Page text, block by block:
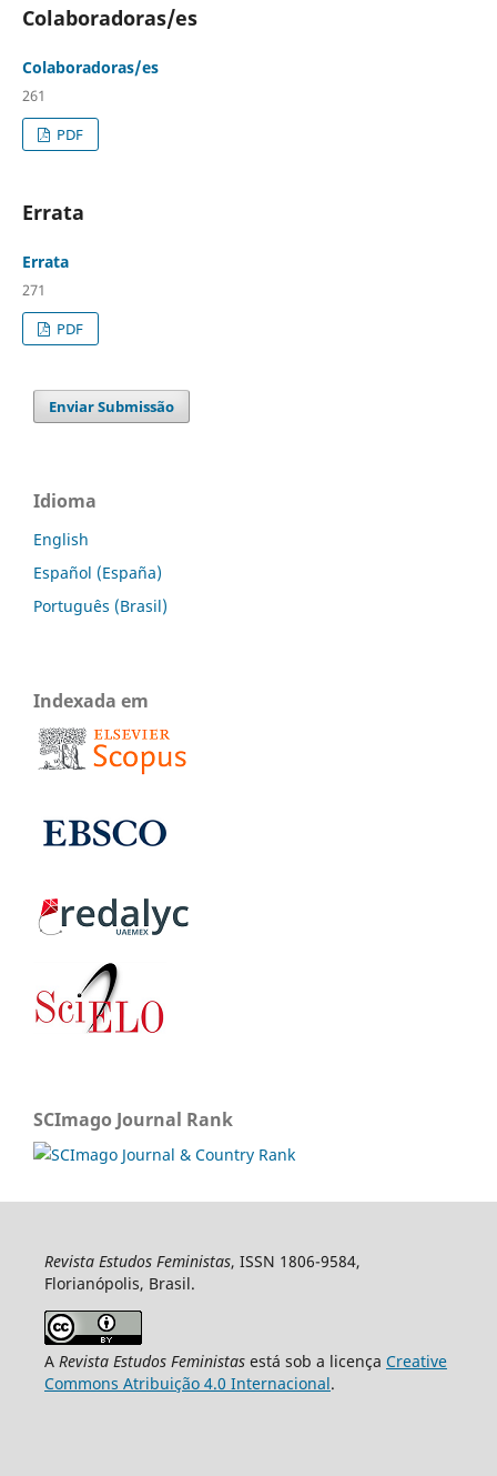
Colaboradoras/es
Colaboradoras/es
261
PDF
Errata
Errata
271
PDF
Enviar Submissão
Idioma
English
Español (España)
Português (Brasil)
Indexada em
SCImago Journal Rank
Revista Estudos Feministas, ISSN 1806-9584,
Florianópolis, Brasil.
A Revista Estudos Feministasestá sob a licença Creative
Commons Atribuição 4.0 Internacional.